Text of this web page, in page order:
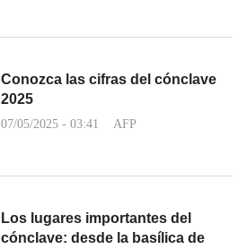
Conozca las cifras del cónclave
2025
07/05/2025 - 03:41 AFP
Los lugares importantes del
cónclave: desde la basílica de